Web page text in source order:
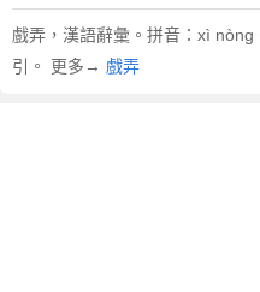
戲弄，漢語辭彙。拼音：xì
引。 更多→ 戲弄